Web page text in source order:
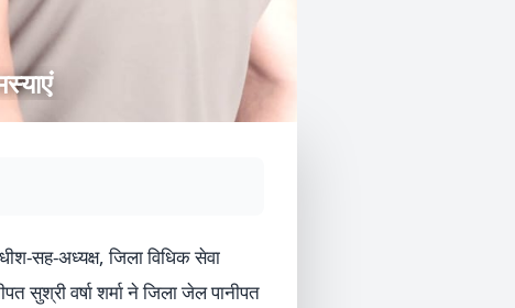
सह-अध्यक्ष, जिला विधिक सेवा
सुश्री वर्षा शर्मा ने जिला जेल पानीपत